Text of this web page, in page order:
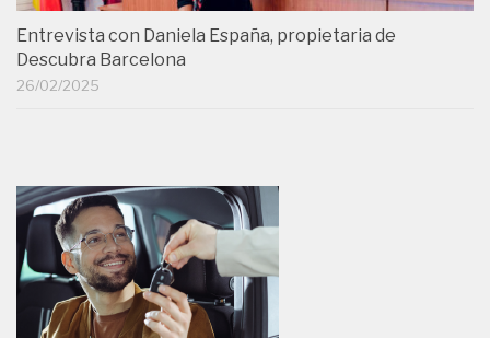
Entrevista con Daniela España, propietaria de
Descubra Barcelona
26/02/2025